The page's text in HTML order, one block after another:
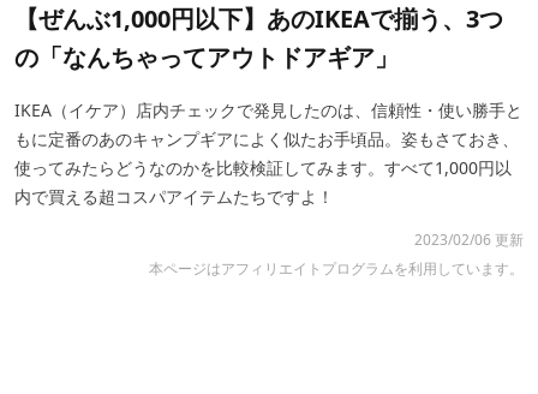
【ぜんぶ1,000円以下】あのIKEAで揃う、3つ
の「なんちゃってアウトドアギア」
IKEA（イケア）店内チェックで発見したのは、信頼性・使い勝手と
もに定番のあのキャンプギアによく似たお手頃品。姿もさておき、
使ってみたらどうなのかを比較検証してみます。すべて1,000円以
内で買える超コスパアイテムたちですよ！
2023/02/06 更新
本ページはアフィリエイトプログラムを利用しています。